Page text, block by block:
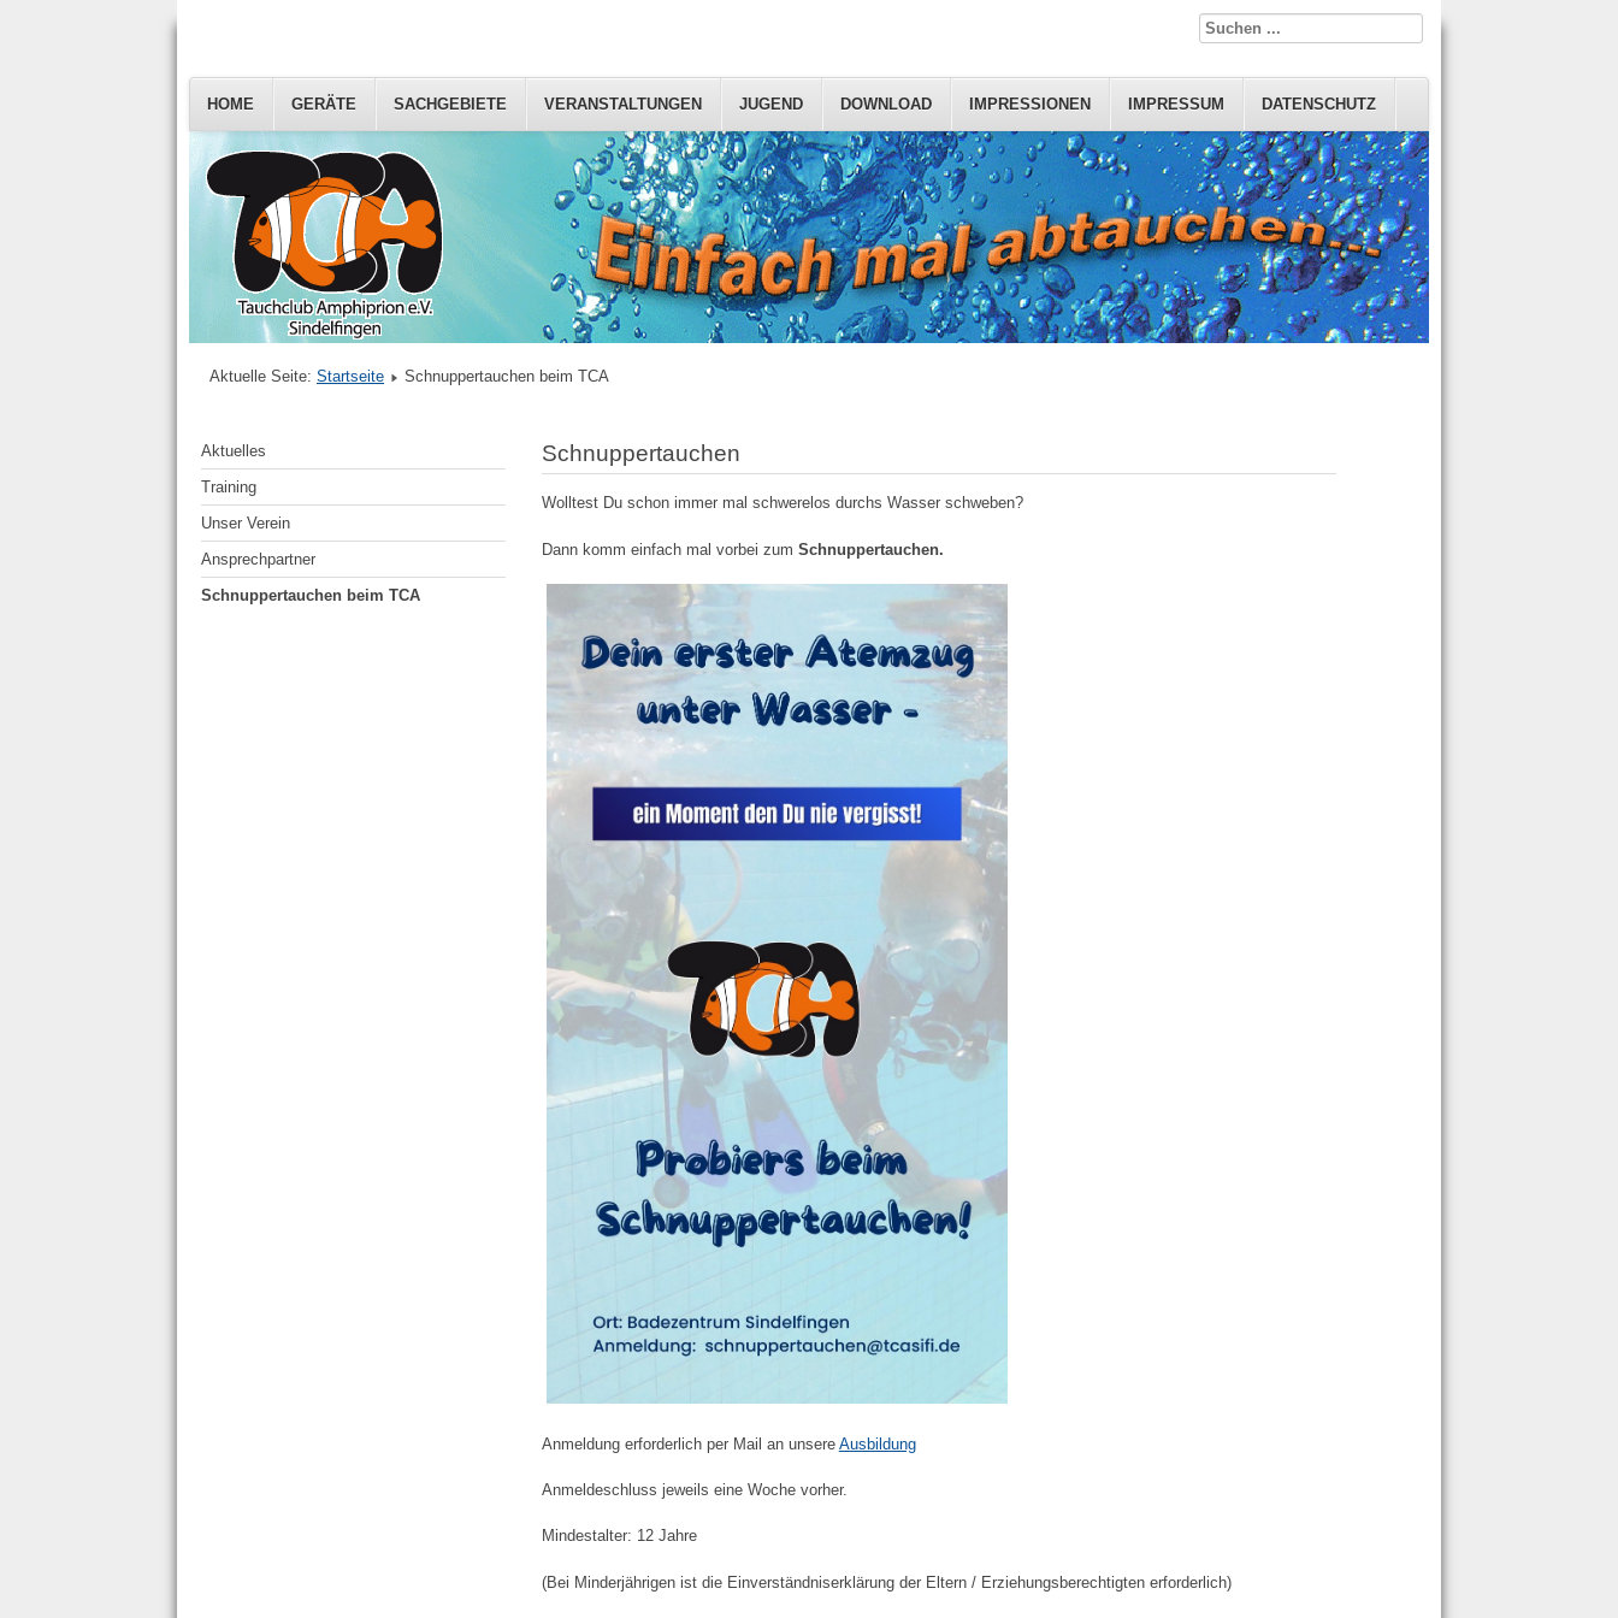
HOME GERÄTE SACHGEBIETE VERANSTALTUNGEN JUGEND DOWNLOAD IMPRESSIONEN IMPRESSUM DATENSCHUTZ
Aktuelle Seite: Startseite Schnuppertauchen beim TCA
Aktuelles
Training
Unser Verein
Ansprechpartner
Schnuppertauchen beim TCA
Schnuppertauchen
Wolltest Du schon immer mal schwerelos durchs Wasser schweben?
Dann komm einfach mal vorbei zum Schnuppertauchen.
Anmeldung erforderlich per Mail an unsere Ausbildung
Anmeldeschluss jeweils eine Woche vorher.
Mindestalter: 12 Jahre
(Bei Minderjährigen ist die Einverständniserklärung der Eltern / Erziehungsberechtigten erforderlich)